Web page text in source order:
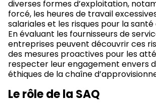
diverses formes d’exploitation,
forcé, les heures de travail
salariales et les risques pour la
En évaluant les fournisseurs de
entreprises peuvent découvrir ces
des mesures proactives pour les
respecter leur engagement envers
éthiques de la chaîne
Le rôle de la SAQ